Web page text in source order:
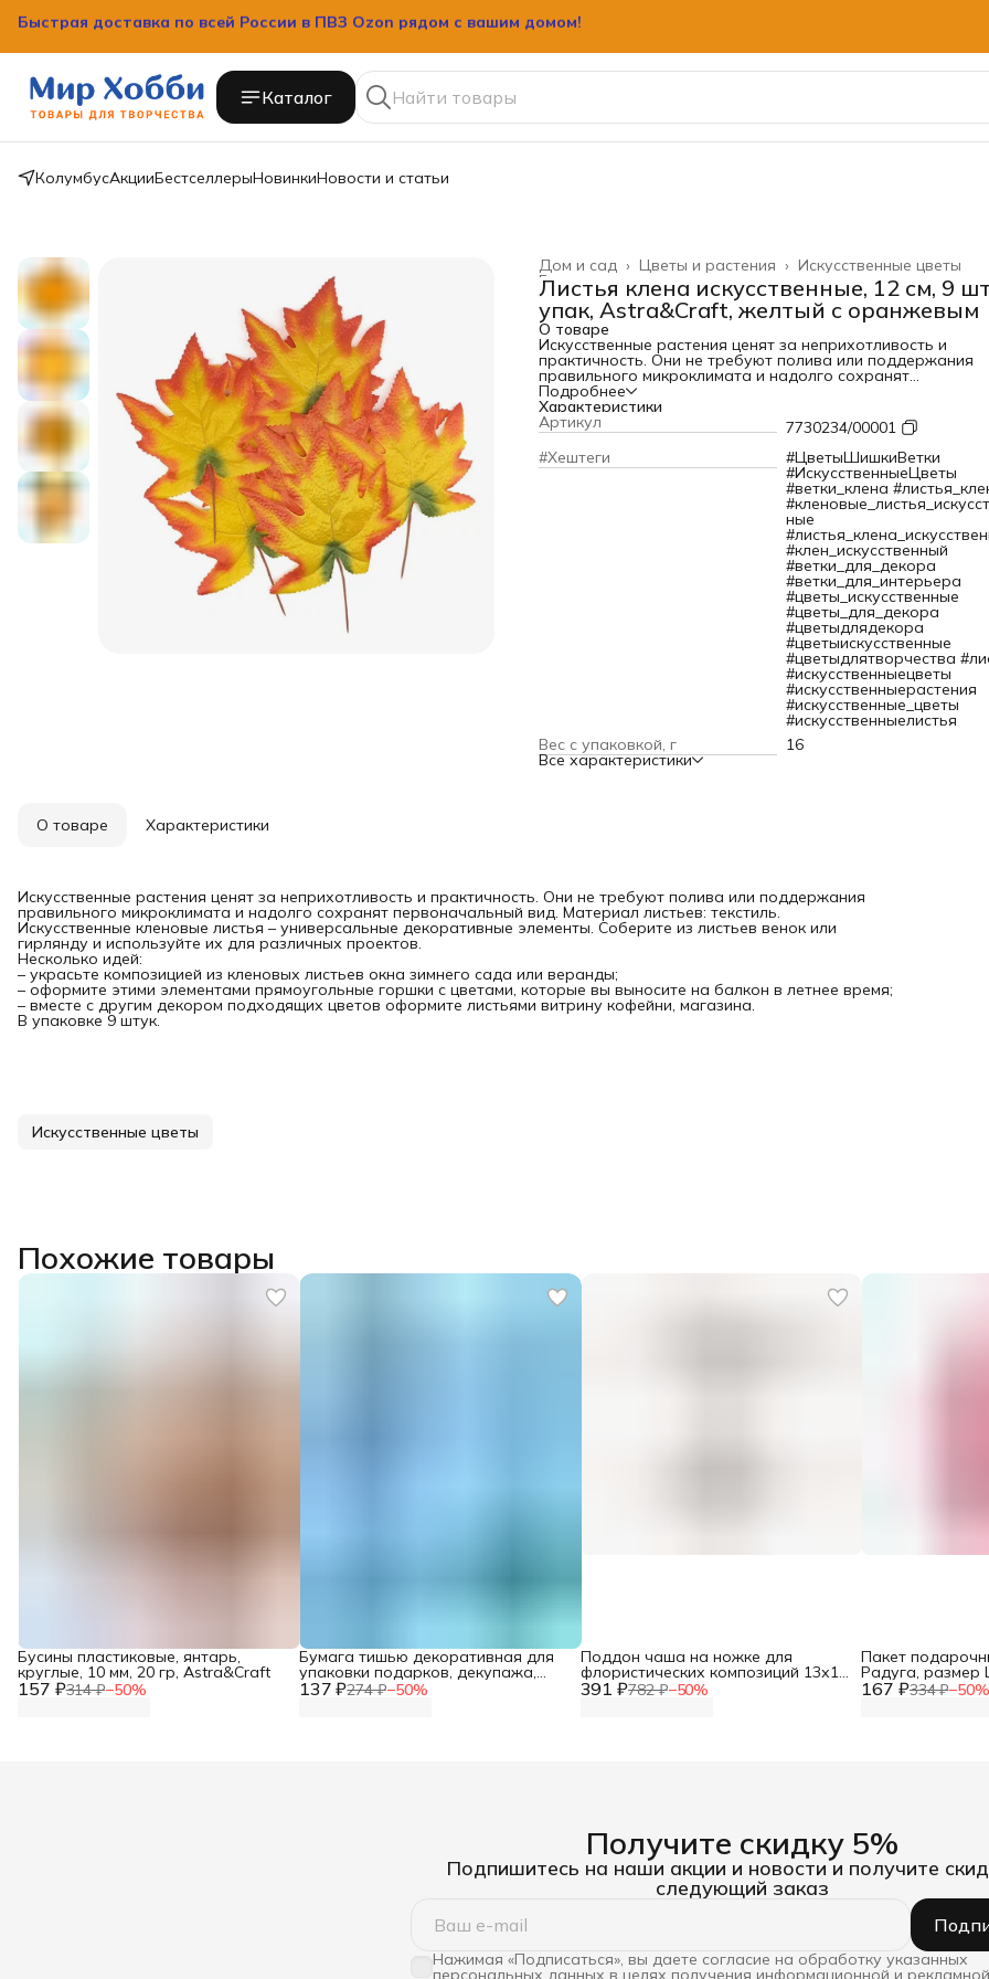
Быстрая доставка по всей России в ПВЗ Ozon рядом с вашим домом!
Каталог
КолумбусАкцииБестселлерыНовинкиНовости и статьи
Искусственные цветы
Цветы и растения ›
Дом и сад ›
Главная ›
Листья клена искусственные, 12 см, 9
упак, Astra&Craft, желтый с оранжевым
О товаре
Искусственные растения ценят за неприхотливость и
практичность. Они не требуют полива или поддержания
правильного микроклимата и надолго сохранят
первоначальный вид. Материал листьев: текстиль.
Искусственные кленовые листья – универсальные
декоративные элементы. Соберите из листьев венок или
гирлянду и используйте их для различных проектов.
Несколько идей:
– украсьте композицией из кленовых листьев окна зимнего
– оформите этими элементами прямоугольные горшки с
цветами, которые вы выносите на балкон в летнее время;
– вместе с другим декором подходящих цветов оформите
листьями витрину кофейни, магазина.
Подробнее
Характеристики
Артикул
7730234/00001
#Хештеги
#ЦветыШишкиВетки
#ИскусственныеЦветы
#ветки_клена
ные
#клен_искусственный
#ветки_для_декора
#ветки_для_интерьера
#цветы_искусственные
#цветы_для_декора
#цветыдлядекора
#цветыискусственные
#цветыдлятворчества
#искусственныецветы
#искусственныерастения
#искусственные_цветы
#искусственныелистья
Вес с упаковкой, г
16
Все характеристики
О товаре Характеристики
Искусственные растения ценят за неприхотливость и практичность. Они не требуют полива или поддержания
правильного микроклимата и надолго сохранят первоначальный вид. Материал листьев: текстиль.
Искусственные кленовые листья – универсальные декоративные элементы. Соберите из листьев венок или
гирлянду и используйте их для различных проектов.
Несколько идей:
– украсьте композицией из кленовых листьев окна зимнего сада или веранды;
– оформите этими элементами прямоугольные горшки с цветами, которые вы выносите на балкон в летнее время;
– вместе с другим декором подходящих цветов оформите листьями витрину кофейни, магазина.
В упаковке 9 штук.
Искусственные цветы
Похожие товары
157 ₽314 ₽−50%
Бусины пластиковые, янтарь,
круглые, 10 мм, 20 гр, Astra&Craft
137 ₽274 ₽−50%
Бумага тишью декоративная для
упаковки подарков, декупажа,
скрапбукинга, оформления 391 ₽782 ₽−50%
Поддон чаша на ножке для
флористических композиций 13х14
см, белая, Айрис 167 ₽334 ₽−50%
Пакет
Радуга, размер
Узор, упаковка
Получите скидку 5%
Подпишитесь на наши акции и новости и получите
следующий заказ
Нажимая «Подписаться», вы даете согласие на обработку указанных
персональных данных в целях получения информационной и